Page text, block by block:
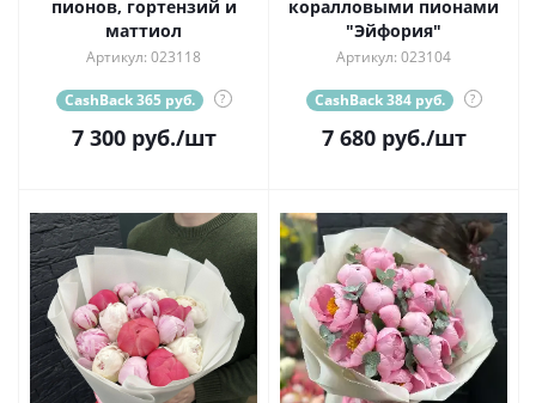
пионов, гортензий и
маттиол
Артикул: 023118
CashBack 365 руб. ?
7 300руб./шт
коралловыми пионами
"Эйфория"
Артикул: 023104
CashBack 384 руб. ?
7 680руб./шт